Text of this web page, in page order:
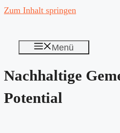
Zum Inhalt springen
Menü
Nachhaltige
Potential